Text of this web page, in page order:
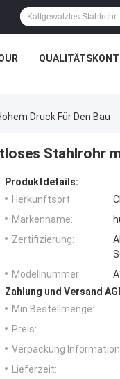
Druck Für Den Bau
Stahlrohr
Produktdetails:
Herkunftsort:
Markenname:
Zertifizierung:
Modellnummer:
Zahlung und Versand
Min Bestellmenge:
Preis:
Verpackung
Lieferzeit: